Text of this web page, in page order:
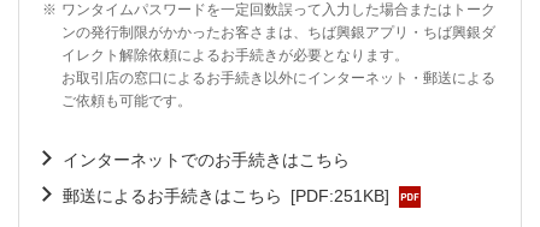
※ ワンタイムパスワードを一定回数誤って入力した場合またはトーク
ンの発行制限がかかったお客さまは、ちば興銀アプリ・ちば興銀ダ
イレクト解除依頼によるお手続きが必要となります。
お取引店の窓口によるお手続き以外にインターネット・郵送による
ご依頼も可能です。
インターネットでのお手続きはこちら
郵送によるお手続きはこちら
[PDF:251KB]